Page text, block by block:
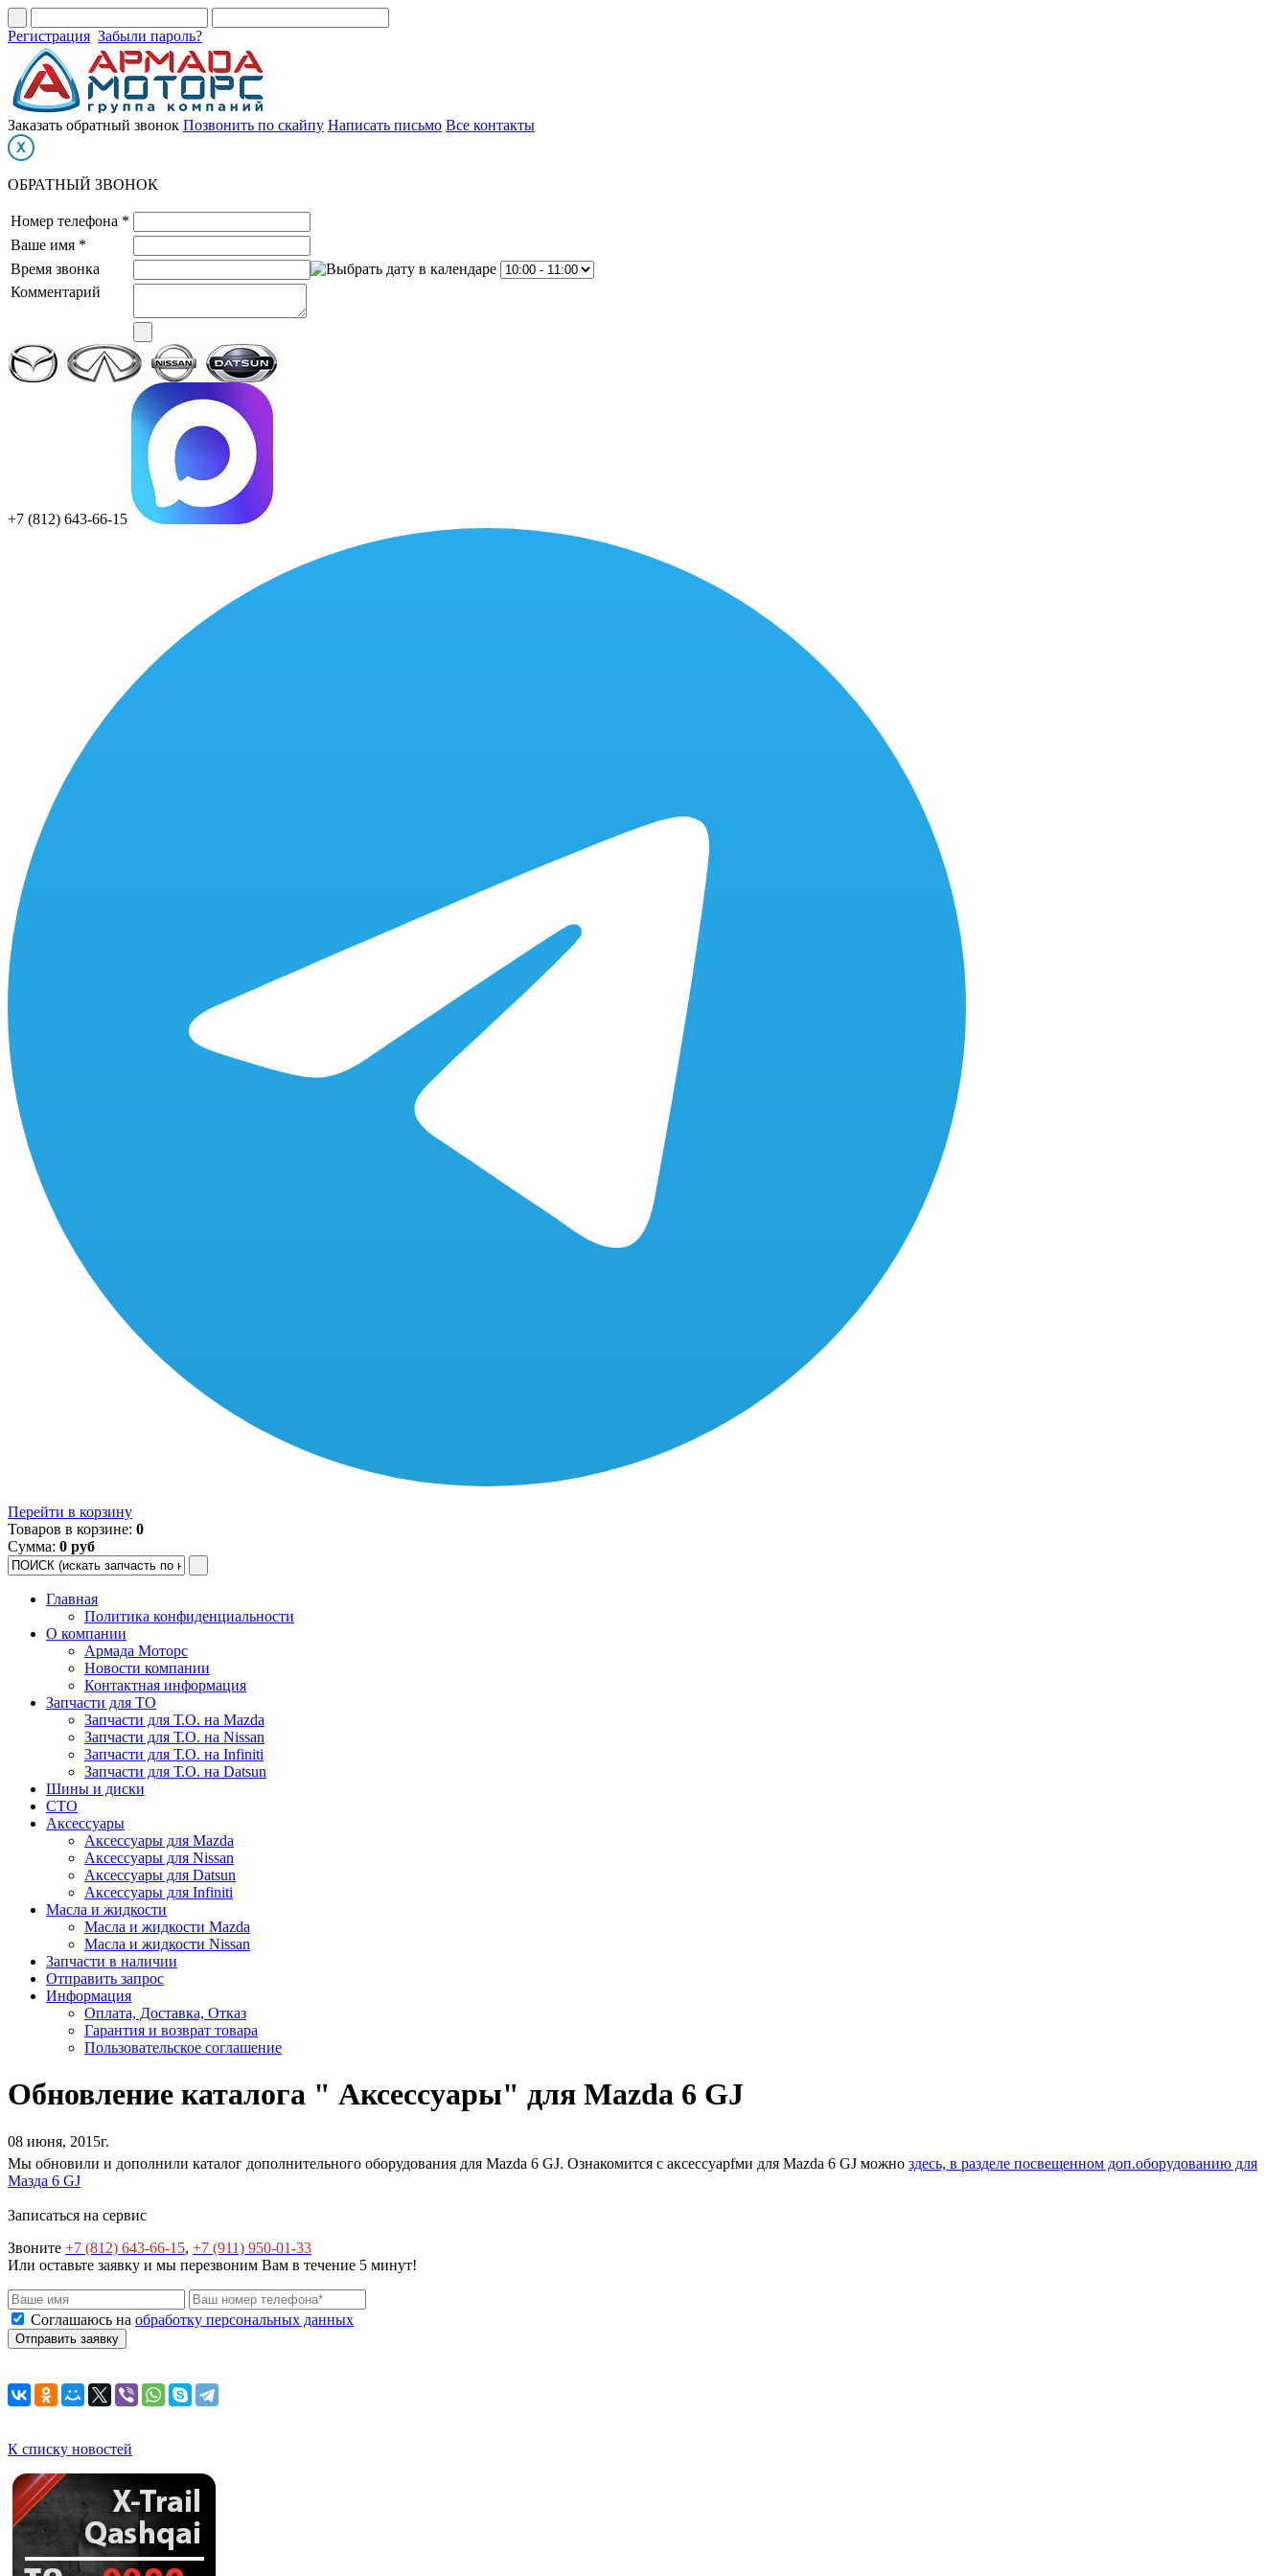
Регистрация Забыли пароль?
Заказать обратный звонок Позвонить по скайпу Написать письмо Все контакты
ОБРАТНЫЙ ЗВОНОК
Номер телефона *
Ваше имя *
Время звонка
Комментарий
+7 (812) 643-66-15
Перейти в корзину
Товаров в корзине: 0
Сумма: 0 руб
Главная
Политика конфиденциальности
О компании
Армада Моторс
Новости компании
Контактная информация
Запчасти для ТО
Запчасти для Т.О. на Mazda
Запчасти для Т.О. на Nissan
Запчасти для Т.О. на Infiniti
Запчасти для Т.О. на Datsun
Шины и диски
СТО
Аксессуары
Аксессуары для Mazda
Аксессуары для Nissan
Аксессуары для Datsun
Аксессуары для Infiniti
Масла и жидкости
Масла и жидкости Mazda
Масла и жидкости Nissan
Запчасти в наличии
Отправить запрос
Информация
Оплата, Доставка, Отказ
Гарантия и возврат товара
Пользовательское соглашение
Обновление каталога " Аксессуары" для Mazda 6 GJ
08 июня, 2015г.
Мы обновили и дополнили каталог дополнительного оборудования для Mazda 6 GJ. Ознакомится с аксессуарfми для Mazda 6 GJ можно здесь, в разделе посвещенном доп.оборудованию для
Мазда 6 GJ
Записаться на сервис
Звоните +7 (812) 643-66-15, +7 (911) 950-01-33
Или оставьте заявку и мы перезвоним Вам в течение 5 минут!
Соглашаюсь на обработку персональных данных
К списку новостей